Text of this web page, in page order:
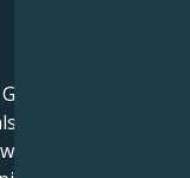
der
befindet
sie die